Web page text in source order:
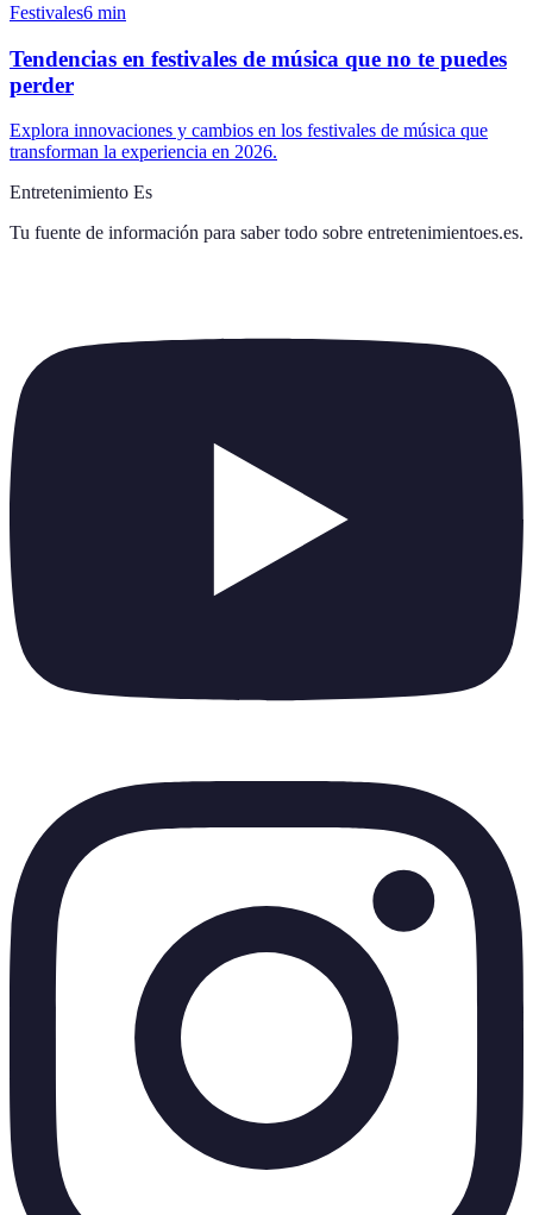
Festivales6 min
Tendencias en festivales de música que no te puedes
perder
Explora innovaciones y cambios en los festivales de música que
transforman la experiencia en 2026.
Entretenimiento Es
Tu fuente de información para saber todo sobre entretenimientoes.es.